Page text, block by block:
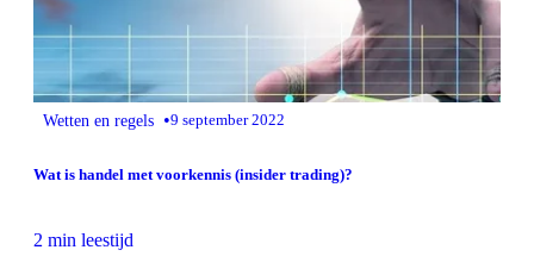
Wetten en regels •9 september 2022
Wat is handel met voorkennis (insider trading)?
2 min leestijd